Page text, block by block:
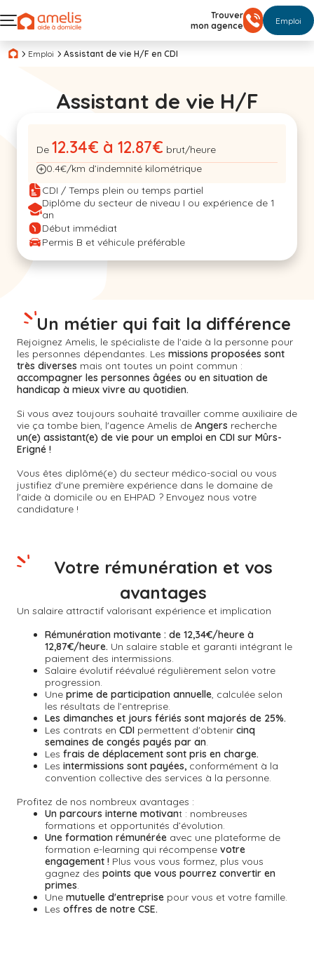
Trouver
mon agence
Emploi
Emploi Assistant de vie H/F en CDI
Assistant de vie H/F
De 12.34€ à 12.87€ brut/heure
0.4€/km d’indemnité kilométrique
CDI / Temps plein ou temps partiel
Diplôme du secteur de niveau I ou expérience de 1
an
Début immédiat
Permis B et véhicule préférable
Rejoignez Amelis, le spécialiste de l'aide à la personne pour
les personnes dépendantes. Les missions proposées sont
très diverses mais ont toutes un point commun :
accompagner les personnes âgées ou en situation de
handicap à mieux vivre au quotidien.
Si vous avez toujours souhaité travailler comme auxiliaire de
vie ça tombe bien, l'agence Amelis de Angers recherche
un(e) assistant(e) de vie pour un emploi en CDI sur Mûrs-
Erigné !
Vous êtes diplômé(e) du secteur médico-social ou vous
justifiez d'une première expérience dans le domaine de
l'aide à domicile ou en EHPAD ? Envoyez nous votre
candidature !
Un métier qui fait la différence
Un salaire attractif valorisant expérience et implication
Rémunération motivante : de 12,34€/heure à
12,87€/heure. Un salaire stable et garanti intégrant le
paiement des intermissions.
Salaire évolutif réévalué régulièrement selon votre
progression.
Une prime de participation annuelle, calculée selon
les résultats de l’entreprise.
Les dimanches et jours fériés sont majorés de 25%.
Les contrats en CDI permettent d'obtenir cinq
semaines de congés payés par an.
Les frais de déplacement sont pris en charge.
Les intermissions sont payées, conformément à la
convention collective des services à la personne.
Profitez de nos nombreux avantages :
Un parcours interne motivant : nombreuses
formations et opportunités d’évolution.
Une formation rémunérée avec une plateforme de
formation e-learning qui récompense votre
engagement ! Plus vous vous formez, plus vous
gagnez des points que vous pourrez convertir en
primes.
Une mutuelle d'entreprise pour vous et votre famille.
Les offres de notre CSE.
Votre rémunération et vos
avantages